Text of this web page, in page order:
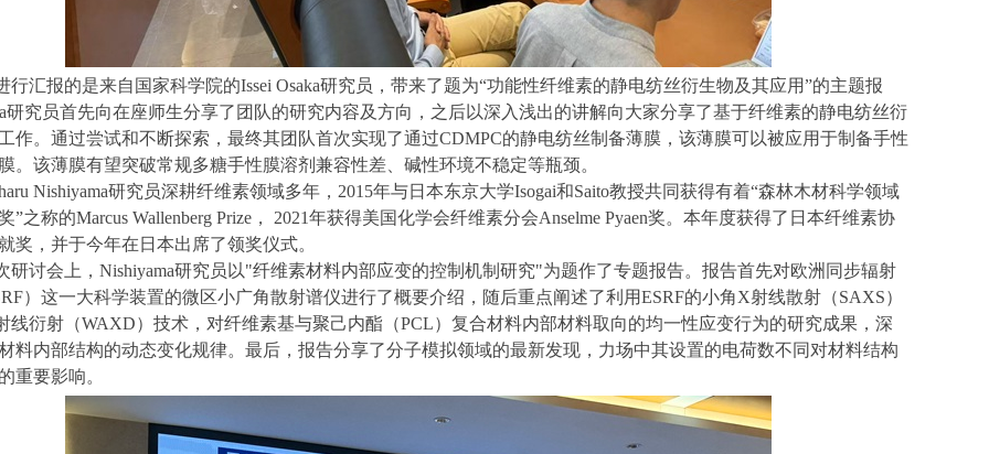
行汇报的是来自国家科学院的Issei Osaka研究员，带来了题为“功能性纤维素的静电纺丝衍生物及其应用”的主题报
研究员首先向在座师生分享了团队的研究内容及方向，之后以深入浅出的讲解向大家分享了基于纤维素的静电纺丝衍
作。通过尝试和不断探索，最终其团队首次实现了通过CDMPC的静电纺丝制备薄膜，该薄膜可以被应用于制备手性
。该薄膜有望突破常规多糖手性膜溶剂兼容性差、碱性环境不稳定等瓶颈。
Nishiyama研究员深耕纤维素领域多年， 2015年与日本东京大学Isogai和Saito教授共同获得有着“森林木材科学领域
”之称的Marcus Wallenberg Prize ， 2021年获得美国化学会纤维素分会Anselme Pyaen奖。本年度获得了日本纤维素协
奖，并于今年在日本出席了领奖仪式。
研讨会上， Nishiyama研究员以"纤维素材料内部应变的控制机制研究"为题作了专题报告。报告首先对欧洲同步辐射
）这一大科学装置的微区小广角散射谱仪进行了概要介绍，随后重点阐述了利用ESRF的小角X射线散射（SAXS）
线衍射（WAXD）技术，对纤维素基与聚己内酯（PCL）复合材料内部材料取向的均一性应变行为的研究成果，深
料内部结构的动态变化规律。最后，报告分享了分子模拟领域的最新发现，力场中其设置的电荷数不同对材料结构
重要影响。